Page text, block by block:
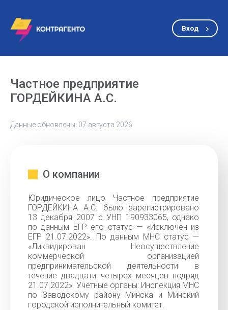
Вход
Частное предприятие
ГОРДЕЙКИНА А.С.
Данные обновлены: 07 августа 2026
О компании
Юридическое лицо Частное предприятие
ГОРДЕЙКИНА А.С. было зарегистрировано
13 декабря 2007 с УНП 190933065, однако
по данным ЕГР его статус — «Исключен из
ЕГР 21.07.2022». По данным МНС статус —
«Ликвидирован Неосуществление
коммерческой организацией
предпринимательской деятельности в
течение двадцати четырех месяцев подряд
21.07.2022». Учётные органы: Инспекция МНС
по Заводскому району Минска и Минский
городской исполнительный комитет.